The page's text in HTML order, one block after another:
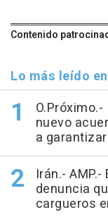
Contenido
Lo más leído
nuevo
a
Irán.-
denuncia
cargueros